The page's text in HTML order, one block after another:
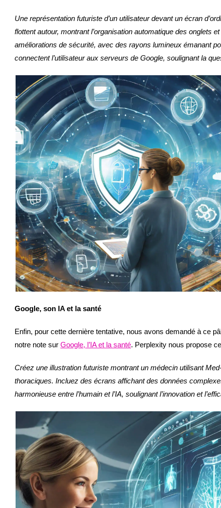
Une représentation futuriste d’un utilisateur devant un écran
flottent autour, montrant l’organisation automatique des onglets
améliorations de sécurité, avec des rayons lumineux émanant
connectent l’utilisateur aux serveurs de Google, soulignant la
Google, son IA et la santé
Enfin, pour cette dernière tentative, nous avons demandé à ce
notre note sur Google, l’IA et la santé. Perplexity nous propose
Créez une illustration futuriste montrant un médecin utilisant
thoraciques. Incluez des écrans affichant des données
harmonieuse entre l’humain et l’IA, soulignant l’innovation et